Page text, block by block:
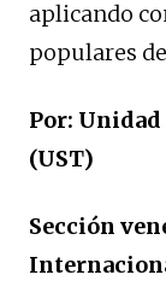
aplicando
populares
Por:
(UST)
Sección